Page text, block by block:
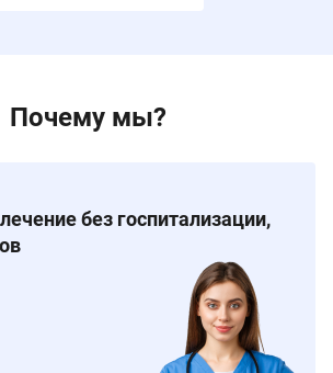
Почему мы?
без госпитализации,